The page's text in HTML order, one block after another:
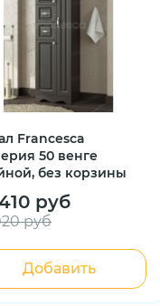
Francesca
50 венге
без корзины
руб
руб
Добавить